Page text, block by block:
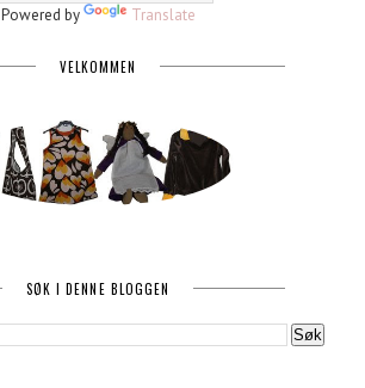
Powered by Translate
VELKOMMEN
SØK I DENNE BLOGGEN